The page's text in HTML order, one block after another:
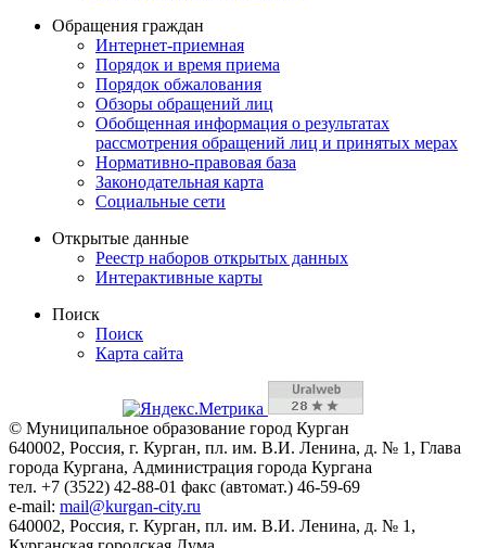
Обращения граждан
Интернет-приемная
Порядок и время приема
Порядок обжалования
Обзоры обращений лиц
Обобщенная информация о результатах
рассмотрения обращений лиц и принятых мерах
Нормативно-правовая база
Законодательная карта
Социальные сети
Открытые данные
Реестр наборов открытых данных
Интерактивные карты
Поиск
Поиск
Карта сайта
© Муниципальное образование город Курган
640002, Россия, г. Курган, пл. им. В.И. Ленина, д. № 1, Глава
города Кургана, Администрация города Кургана
тел. +7 (3522) 42-88-01 факс (автомат.) 46-59-69
e-mail: mail@kurgan-city.ru
640002, Россия, г. Курган, пл. им. В.И. Ленина, д. № 1,